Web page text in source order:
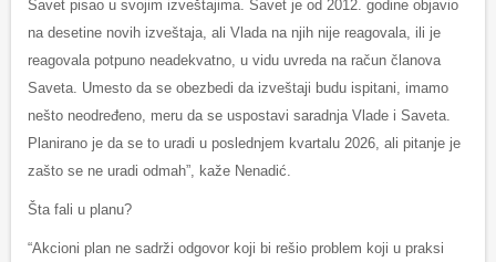
Savet pisao u svojim izveštajima. Savet je od 2012. godine objavio
na desetine novih izveštaja, ali Vlada na njih nije reagovala, ili je
reagovala potpuno neadekvatno, u vidu uvreda na račun članova
Saveta. Umesto da se obezbedi da izveštaji budu ispitani, imamo
nešto neodređeno, meru da se uspostavi saradnja Vlade i Saveta.
Planirano je da se to uradi u poslednjem kvartalu 2026, ali pitanje je
zašto se ne uradi odmah”, kaže Nenadić.
Šta fali u planu?
“Akcioni plan ne sadrži odgovor koji bi rešio problem koji u praksi